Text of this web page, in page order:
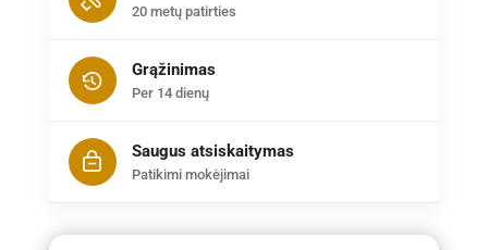
20 metų patirties
Grąžinimas
Per 14 dienų
Saugus atsiskaitymas
Patikimi mokėjimai